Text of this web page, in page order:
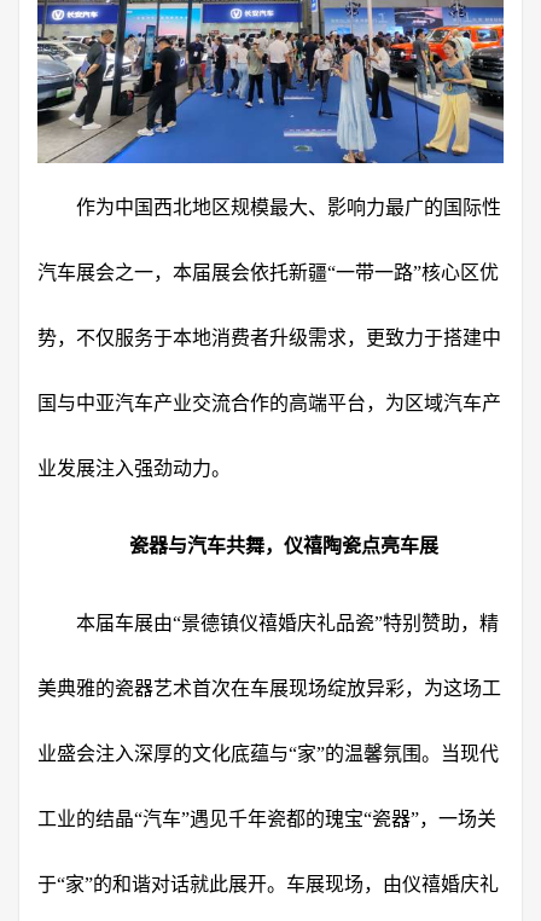
作为中国西北地区规模最大、影响力最广的国际性
汽车展会之一，本届展会依托新疆“一带一路”核心区优
势，不仅服务于本地消费者升级需求，更致力于搭建中
国与中亚汽车产业交流合作的高端平台，为区域汽车产
业发展注入强劲动力。
瓷器与汽车共舞，仪禧陶瓷点亮车展
本届车展由“景德镇仪禧婚庆礼品瓷”特别赞助，精
美典雅的瓷器艺术首次在车展现场绽放异彩，为这场工
业盛会注入深厚的文化底蕴与“家”的温馨氛围。当现代
工业的结晶“汽车”遇见千年瓷都的瑰宝“瓷器”，一场关
于“家”的和谐对话就此展开。车展现场，由仪禧婚庆礼